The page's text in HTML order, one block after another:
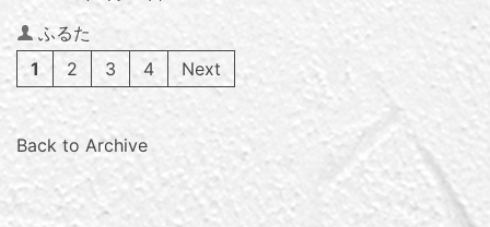
Author
ふるた
1
2 3 4 Next
Back to Archive